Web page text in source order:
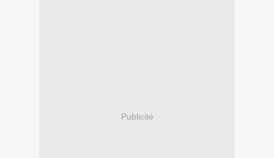
Publicité